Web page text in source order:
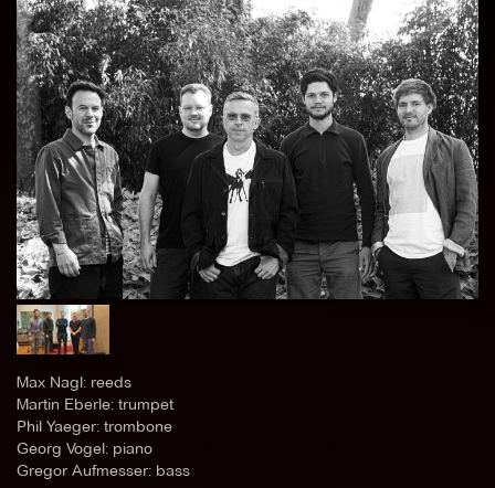
Max Nagl: reeds
Martin Eberle: trumpet
Phil Yaeger: trombone
Georg Vogel: piano
Gregor Aufmesser: bass